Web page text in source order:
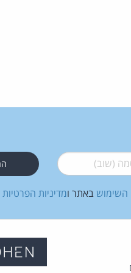
(שוב)*
השימוש באתר ומדיניות הפרטיות